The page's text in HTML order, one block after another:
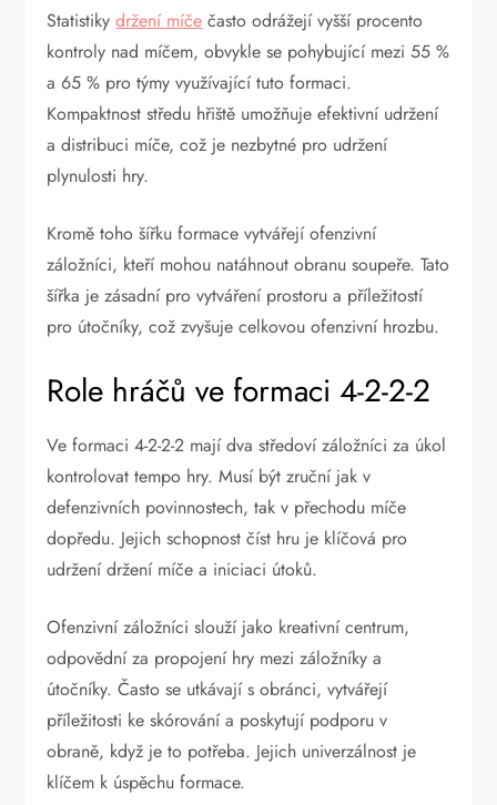
Statistikydržení míče často odrážejí vyšší procento
kontroly nad míčem, obvykle se pohybující mezi 55 %
a 65 % pro týmy využívající tuto formaci.
Kompaktnost středu hřiště umožňuje efektivní udržení
a distribuci míče, což je nezbytné pro udržení
plynulosti hry.
Kromě toho šířku formace vytvářejí ofenzivní
záložníci, kteří mohou natáhnout obranu soupeře. Tato
šířka je zásadní pro vytváření prostoru a příležitostí
pro útočníky, což zvyšuje celkovou ofenzivní hrozbu.
Role hráčů ve formaci 4-2-2-2
Ve formaci 4-2-2-2 mají dva středoví záložníci za úkol
kontrolovat tempo hry. Musí být zruční jak v
defenzivních povinnostech, tak v přechodu míče
dopředu. Jejich schopnost číst hru je klíčová pro
udržení držení míče a iniciaci útoků.
Ofenzivní záložníci slouží jako kreativní centrum,
odpovědní za propojení hry mezi záložníky a
útočníky. Často se utkávají s obránci, vytvářejí
příležitosti ke skórování a poskytují podporu v
obraně, když je to potřeba. Jejich univerzálnost je
klíčem k úspěchu formace.